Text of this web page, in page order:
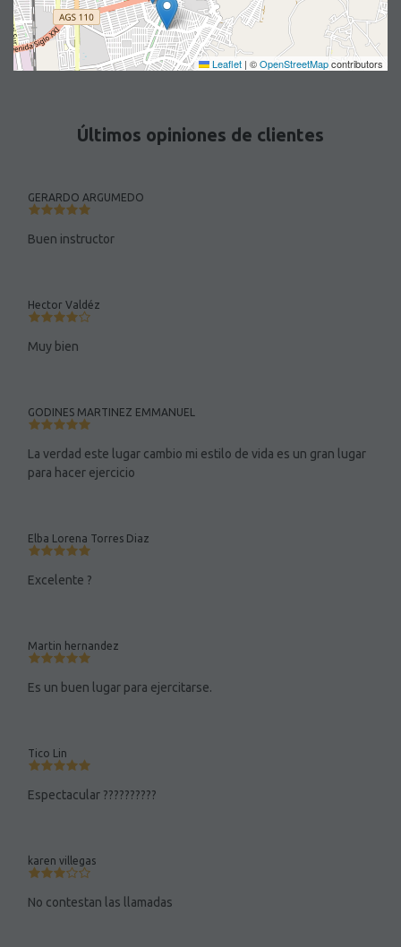
Leaflet | ©OpenStreetMapcontributors
Últimos opiniones de clientes
GERARDO ARGUMEDO
Buen instructor
Hector Valdéz
Muy bien
GODINES MARTINEZ EMMANUEL
La verdad este lugar cambio mi estilo de vida es un gran lugar
para hacer ejercicio
Elba Lorena Torres Diaz
Excelente ?
Martin hernandez
Es un buen lugar para ejercitarse.
Tico Lin
Espectacular ??????????
karen villegas
No contestan las llamadas